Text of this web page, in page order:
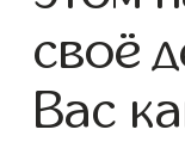
своё
Вас